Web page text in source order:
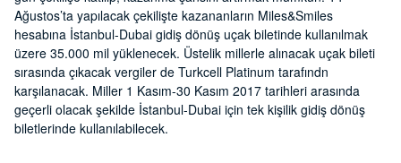
Ağustos’ta yapılacak çekilişte kazananların Miles&Smiles
hesabına İstanbul-Dubai gidiş dönüş uçak biletinde kullanılmak
üzere 35.000 mil yüklenecek. Üstelik millerle alınacak uçak bileti
sırasında çıkacak vergiler de Turkcell Platinum tarafındn
karşılanacak. Miller 1 Kasım-30 Kasım 2017 tarihleri arasında
geçerli olacak şekilde İstanbul-Dubai için tek kişilik gidiş dönüş
biletlerinde kullanılabilecek.